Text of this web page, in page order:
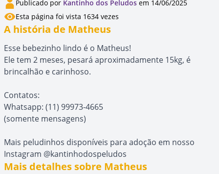
Publicado por Kantinho dos Peludos em 14/06/2025
Esta página foi vista 1634 vezes
A história de Matheus
Esse bebezinho lindo é o Matheus!
Ele tem 2 meses, pesará aproximadamente 15kg, é
brincalhão e carinhoso.
Contatos:
Whatsapp: (11) 99973-4665
(somente mensagens)
Mais peludinhos disponíveis para adoção em nosso
Instagram @kantinhodospeludos
Mais detalhes sobre Matheus